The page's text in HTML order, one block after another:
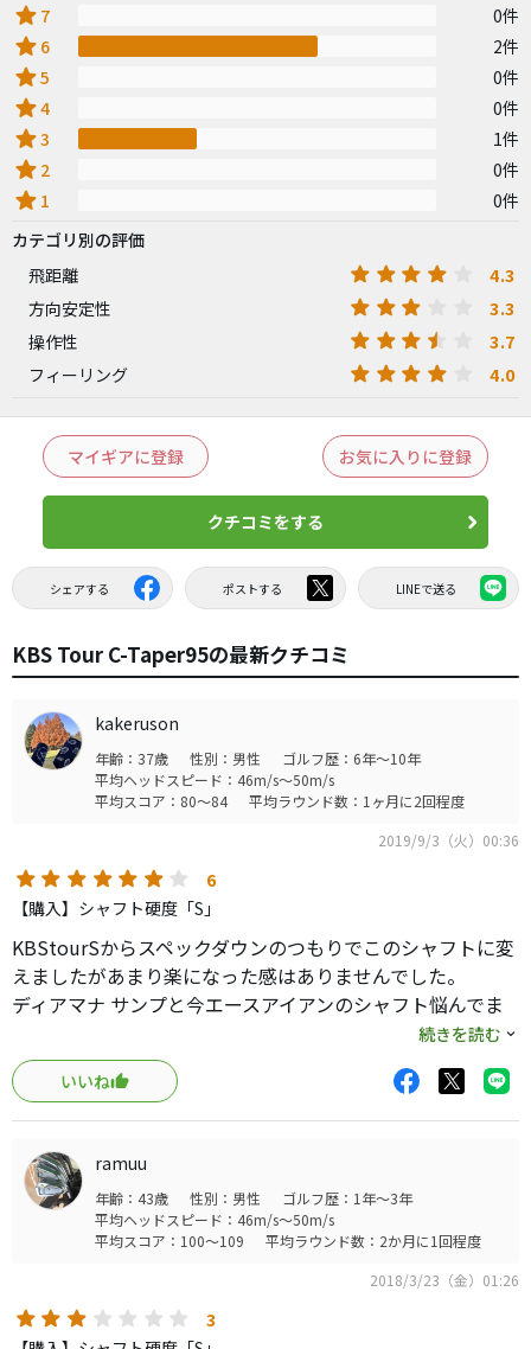
star 7 0件
star 6 2件
star5 0件
star4 0件
star3 1件
star 2 0件
star 1
0件
カテゴリ別の評価
飛距離
4.3
方向安定性 3.3
操作性 3.7
フィーリング 4.0
マイギアに登録 お気に入りに登録
クチコミをする
シェアする ポストする LINEで送る
KBS Tour C-Taper95の最新クチコミ
kakeruson
年齢：37歳 性別：男性
ゴルフ歴：6年～10年
平均ヘッドスピード：46m/s～50m/s
平均スコア：80～84
平均ラウンド数：1ヶ月に2回程度
2019/9/3（火）00:36
6
【購入】シャフト硬度「S」
KBStourSからスペックダウンのつもりでこのシャフトに変
えましたがあまり楽になった感はありませんでした。
ディアマナ サンプと今エースアイアンのシャフト悩んでま
すが今のところ元調子のディアマナ サンプのほうが結果も
振り心地も一枚上といった感じです。
無論カタログ上では全く性質のちがうシャフトなので僕自
身が先調子を好まないだけかもしれません。
ウッド系でも先調子はほとんど合ったためしがありませ
ん。
このシャフトは典型的な先調子だと思うので積極的にリス
参加になればと思います。
続きを読む
いいね
ramuu
年齢：43歳 性別：男性
ゴルフ歴：1年～3年
平均ヘッドスピード：46m/s～50m/s
平均スコア：100～109
平均ラウンド数：2か月に1回程度
2018/3/23（金）01:26
3